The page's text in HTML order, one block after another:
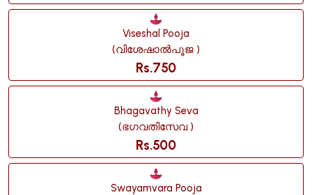
Viseshal Pooja
(വിശേഷാൽപൂജ )
Rs.750
Bhagavathy Seva
(ഭഗവതിസേവ )
Rs.500
Swayamvara Pooja